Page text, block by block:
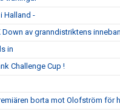
Halland -
Down av granndistriktens
in
Challenge Cup !
borta mot Olofström för